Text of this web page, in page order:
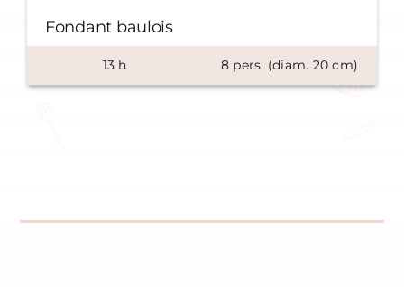
Fondant baulois
13h 8 pers. (diam. 20 cm)